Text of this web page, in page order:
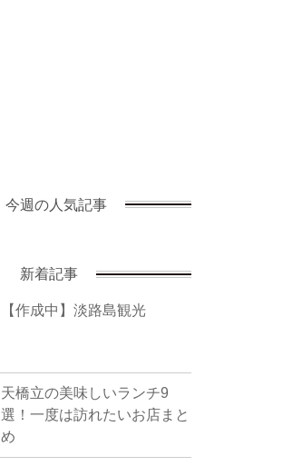
今週の人気記事
新着記事
【作成中】淡路島観光
天橋立の美味しいランチ9
選！一度は訪れたいお店まと
め